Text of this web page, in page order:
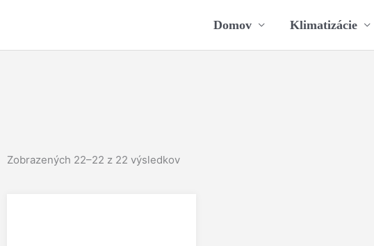
Domov Klimatizácie
Zobrazených 22–22 z 22 výsledkov